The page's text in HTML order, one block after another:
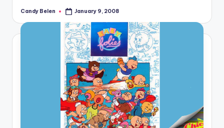
Posted
Candy Belen January 9, 2008